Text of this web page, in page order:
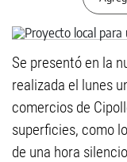
Se presentó en la
realizada el lunes
comercios de
superficies, como
de una hora